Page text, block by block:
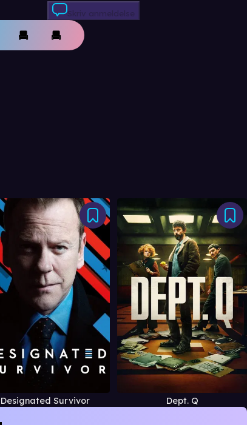
Skriv anmeldelse
Designated Survivor Dept. Q